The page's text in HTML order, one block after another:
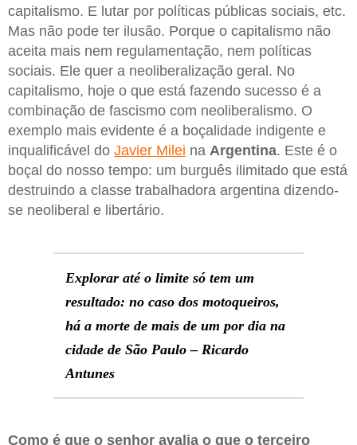
capitalismo. E lutar por políticas públicas sociais, etc.
Mas não pode ter ilusão. Porque o capitalismo não
aceita mais nem regulamentação, nem políticas
sociais. Ele quer a neoliberalização geral. No
capitalismo, hoje o que está fazendo sucesso é a
combinação de fascismo com neoliberalismo. O
exemplo mais evidente é a boçalidade indigente e
inqualificável do Javier Milei na Argentina. Este é o
boçal do nosso tempo: um burguês ilimitado que está
destruindo a classe trabalhadora argentina dizendo-
se neoliberal e libertário.
Explorar até o limite só tem um
resultado: no caso dos motoqueiros,
há a morte de mais de um por dia na
cidade de São Paulo – Ricardo
Antunes
Como é que o senhor avalia o que o terceiro